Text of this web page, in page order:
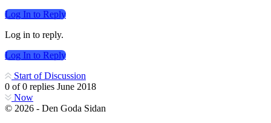
Log In to Reply
Log in to reply.
Log In to Reply
Start of Discussion
0 of0 replies June 2018
Now
© 2026 - Den Goda Sidan